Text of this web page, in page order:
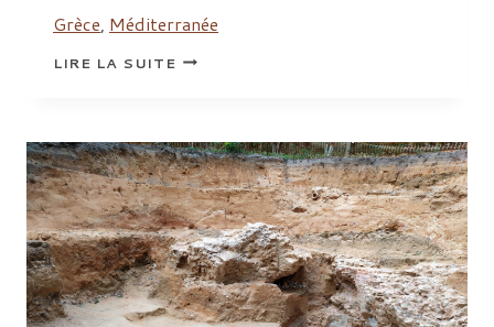
Grèce Méditerranée
LIRE LA SUITESOUTENANCE
DE
UNIVERSITÉ
PARIS
NANTERRE